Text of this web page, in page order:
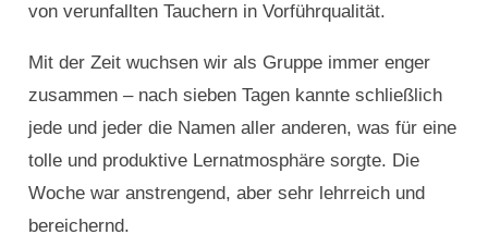
von verunfallten Tauchern in Vorführqualität.
Mit der Zeit wuchsen wir als Gruppe immer enger
zusammen – nach sieben Tagen kannte schließlich
jede und jeder die Namen aller anderen, was für eine
tolle und produktive Lernatmosphäre sorgte. Die
Woche war anstrengend, aber sehr lehrreich und
bereichernd.